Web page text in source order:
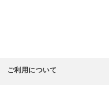
ご利用について